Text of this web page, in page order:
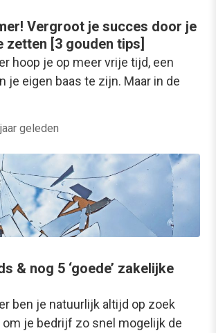
Vergroot je succes door je
zetten [3 gouden tips]
hoop je op meer vrije tijd, een
je eigen baas te zijn. Maar in de
geleden
& nog 5 ‘goede’ zakelijke
ben je natuurlijk altijd op zoek
om je bedrijf zo snel mogelijk de